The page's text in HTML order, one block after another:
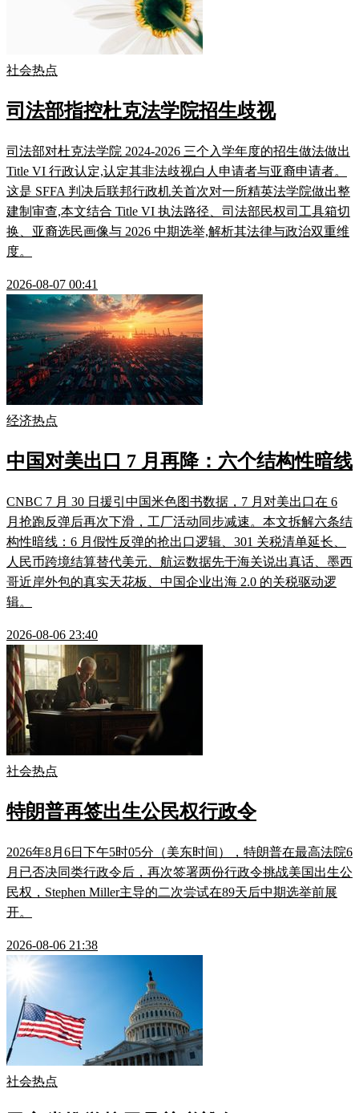
社会热点
司法部指控杜克法学院招生歧视
司法部对杜克法学院 2024-2026 三个入学年度的招生做法做出
Title VI 行政认定,认定其非法歧视白人申请者与亚裔申请者。
这是 SFFA 判决后联邦行政机关首次对一所精英法学院做出整
建制审查,本文结合 Title VI 执法路径、司法部民权司工具箱切
换、亚裔选民画像与 2026 中期选举,解析其法律与政治双重维
度。
2026-08-07 00:41
经济热点
中国对美出口 7 月再降：六个结构性暗线
CNBC 7 月 30 日援引中国米色图书数据，7 月对美出口在 6
月抢跑反弹后再次下滑，工厂活动同步减速。本文拆解六条结
构性暗线：6 月假性反弹的抢出口逻辑、301 关税清单延长、
人民币跨境结算替代美元、航运数据先于海关说出真话、墨西
哥近岸外包的真实天花板、中国企业出海 2.0 的关税驱动逻
辑。
2026-08-06 23:40
社会热点
特朗普再签出生公民权行政令
2026年8月6日下午5时05分（美东时间），特朗普在最高法院6
月已否决同类行政令后，再次签署两份行政令挑战美国出生公
民权，Stephen Miller主导的二次尝试在89天后中期选举前展
开。
2026-08-06 21:38
社会热点